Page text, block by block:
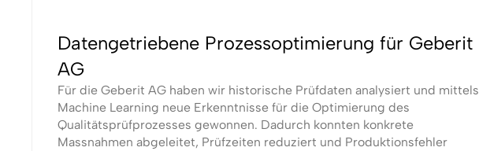
Datengetriebene Prozessoptimierung für Geberit
AG
Für die Geberit AG haben wir historische Prüfdaten analysiert und mittels
Machine Learning neue Erkenntnisse für die Optimierung des
Qualitätsprüfprozesses gewonnen. Dadurch konnten konkrete
Massnahmen abgeleitet, Prüfzeiten reduziert und Produktionsfehler